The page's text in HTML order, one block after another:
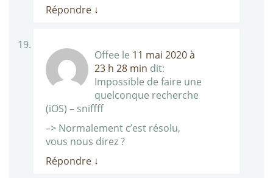
Répondre ↓
Offee le 11 mai 2020 à
23 h 28 min dit:
Impossible de faire une
quelconque recherche
(iOS) – sniffff
–> Normalement c’est résolu,
vous nous direz ?
Répondre ↓